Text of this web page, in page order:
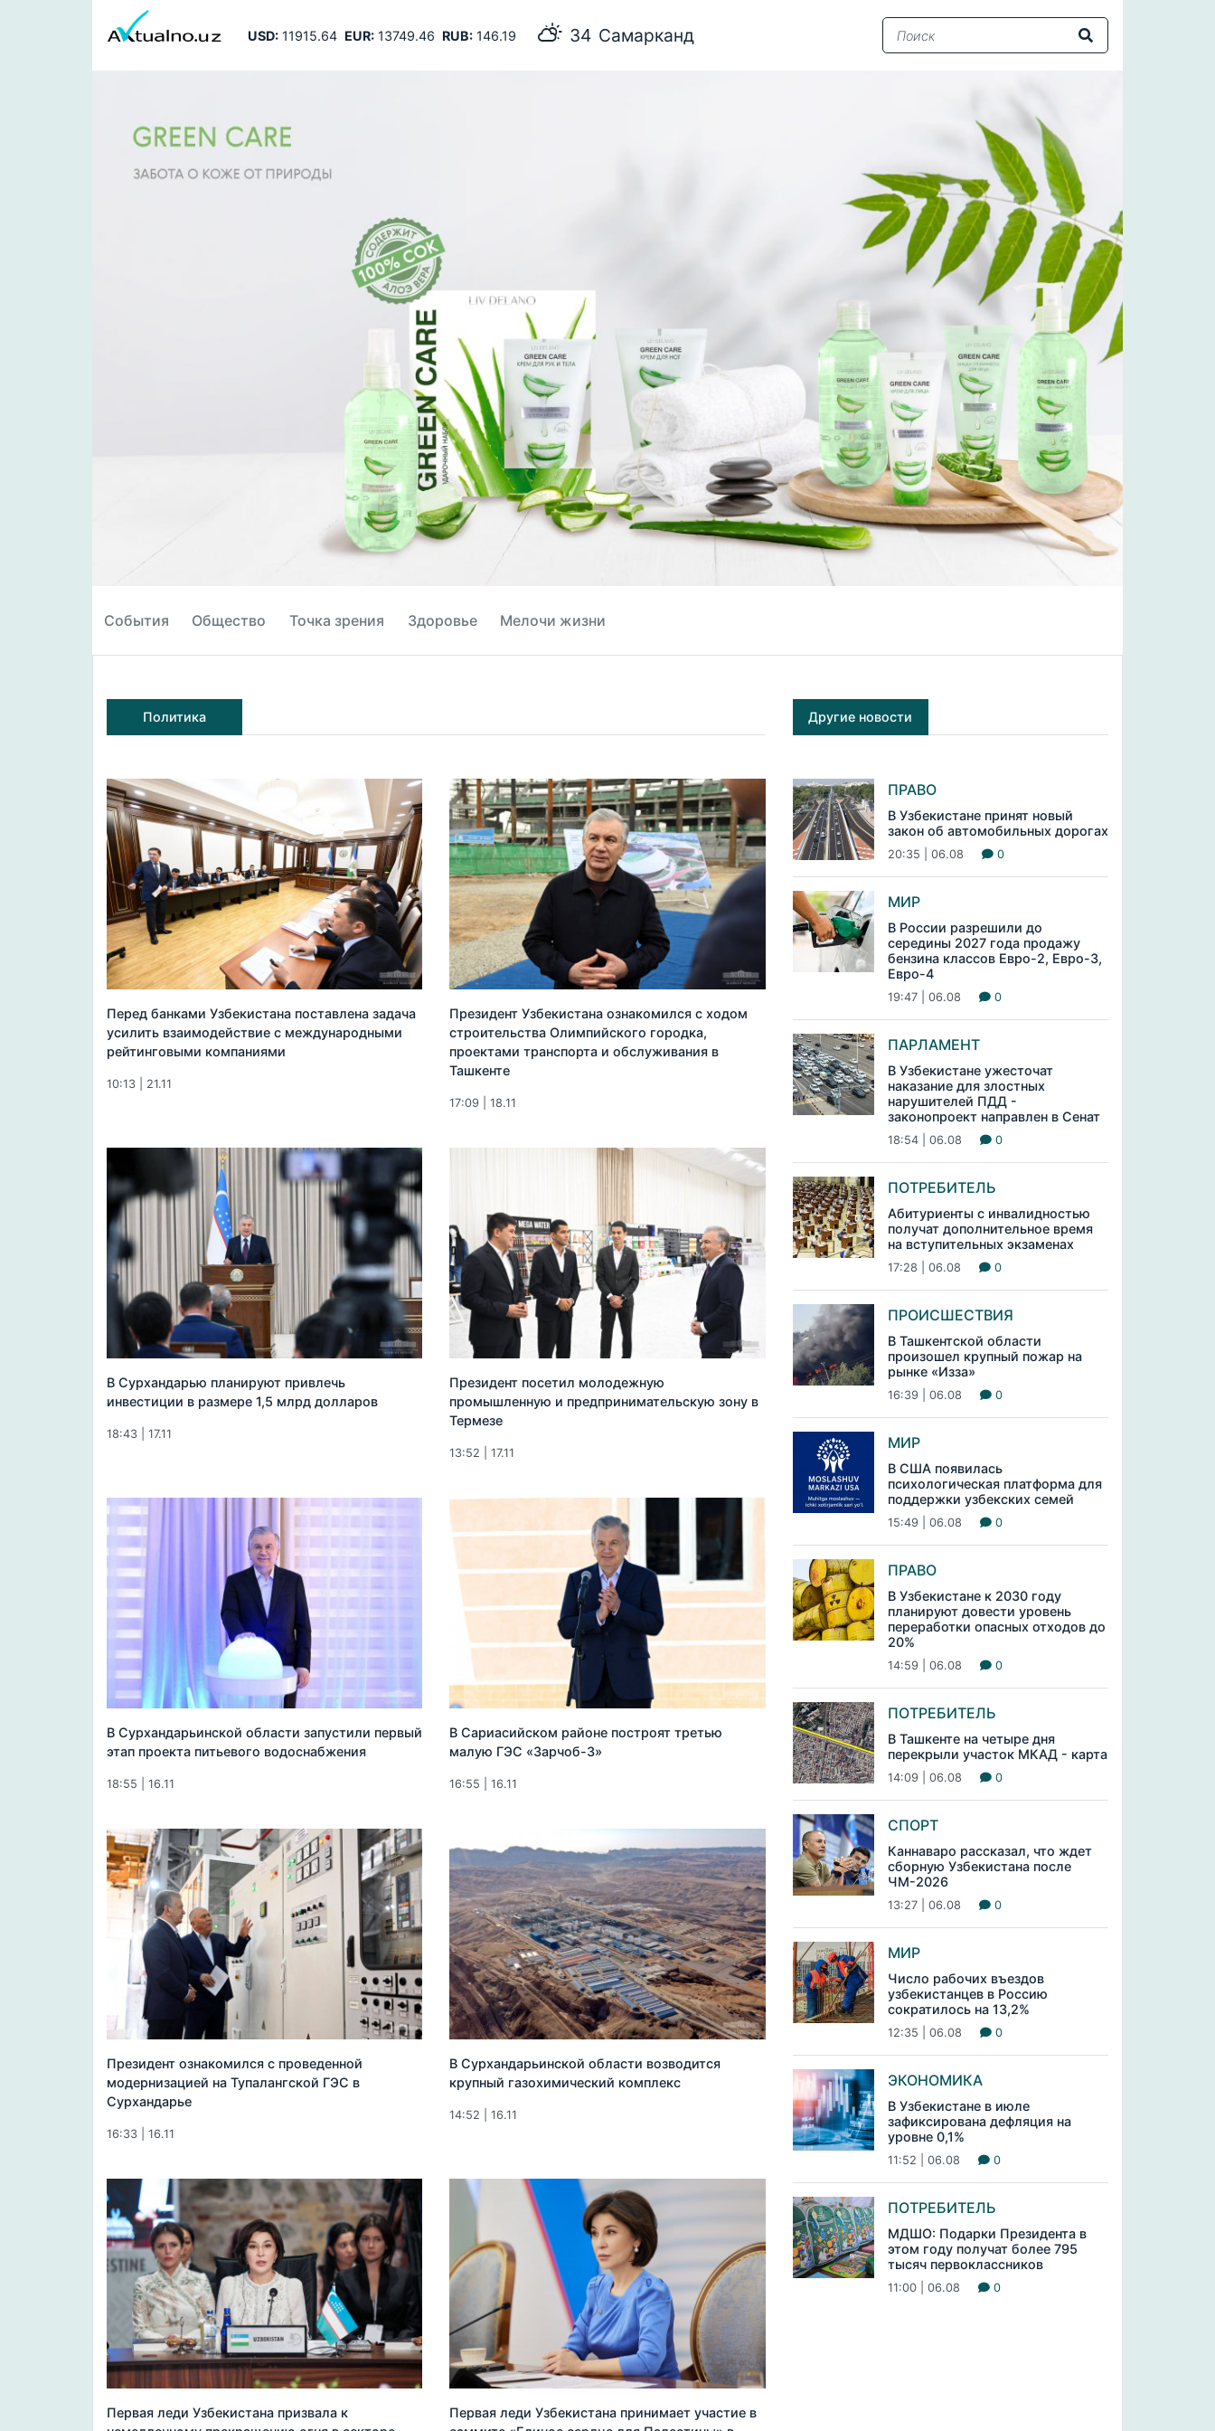
USD:11915.64 EUR:13749.46 RUB:146.19 34 Самарканд
События Общество Точка зрения Здоровье Мелочи жизни
Политика
Перед банками Узбекистана поставлена задача
усилить взаимодействие с международными
рейтинговыми компаниями
10:13 | 21.11
Президент Узбекистана ознакомился с ходом
строительства Олимпийского городка,
проектами транспорта и обслуживания в
Ташкенте
17:09 | 18.11
В Сурхандарью планируют привлечь
инвестиции в размере 1,5 млрд долларов
18:43 | 17.11
Президент посетил молодежную
промышленную и предпринимательскую зону в
Термезе
13:52 | 17.11
В Сурхандарьинской области запустили первый
этап проекта питьевого водоснабжения
18:55 | 16.11
В Сариасийском районе построят третью
малую ГЭС «Зарчоб-3»
16:55 | 16.11
Президент ознакомился с проведенной
модернизацией на Тупалангской ГЭС в
Сурхандарье
16:33 | 16.11
В Сурхандарьинской области возводится
крупный газохимический комплекс
14:52 | 16.11
Первая леди Узбекистана призвала к
Первая леди Узбекистана принимает участие в
Другие новости
ПРАВО
В Узбекистане принят новый
закон об автомобильных дорогах
20:35 | 06.08 0
МИР
В России разрешили до
середины 2027 года продажу
бензина классов Евро-2, Евро-3,
Евро-4
19:47 | 06.08 0
ПАРЛАМЕНТ
В Узбекистане ужесточат
наказание для злостных
нарушителей ПДД -
законопроект направлен в Сенат
18:54 | 06.08 0
ПОТРЕБИТЕЛЬ
Абитуриенты с инвалидностью
получат дополнительное время
на вступительных экзаменах
17:28 | 06.08 0
ПРОИСШЕСТВИЯ
В Ташкентской области
произошел крупный пожар на
рынке «Изза»
16:39 | 06.08 0
МИР
В США появилась
психологическая платформа для
поддержки узбекских семей
15:49 | 06.08 0
ПРАВО
В Узбекистане к 2030 году
планируют довести уровень
переработки опасных отходов до
20%
14:59 | 06.08 0
ПОТРЕБИТЕЛЬ
В Ташкенте на четыре дня
перекрыли участок МКАД - карта
14:09 | 06.08 0
СПОРТ
Каннаваро рассказал, что ждет
сборную Узбекистана после
ЧМ-2026
13:27 | 06.08 0
МИР
Число рабочих въездов
узбекистанцев в Россию
сократилось на 13,2%
12:35 | 06.08 0
ЭКОНОМИКА
В Узбекистане в июле
зафиксирована дефляция на
уровне 0,1%
11:52 | 06.08 0
ПОТРЕБИТЕЛЬ
МДШО: Подарки Президента в
этом году получат более 795
тысяч первоклассников
11:00 | 06.08 0